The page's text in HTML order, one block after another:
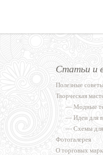
Статьи и
Полезные советы
Творческая
—Модные
—Идеи для
—Схемы
Фотогалерея
О торговых